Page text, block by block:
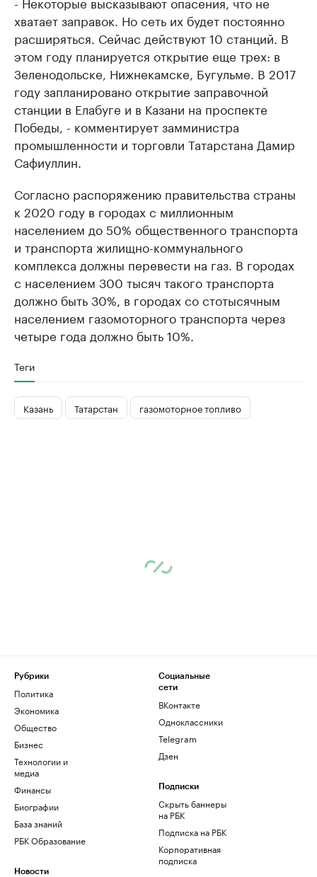
хватает заправок. Но сеть их будет постоянно
расширяться. Сейчас действуют 10 станций. В
этом году планируется открытие еще трех: в
Зеленодольске, Нижнекамске, Бугульме. В 2017
году запланировано открытие заправочной
станции в Елабуге и в Казани на проспекте
Победы, - комментирует замминистра
промышленности и торговли Татарстана Дамир
Сафиуллин.
Согласно распоряжению правительства страны
к 2020 году в городах с миллионным
населением до 50% общественного транспорта
и транспорта жилищно-коммунального
комплекса должны перевести на газ. В городах
с населением 300 тысяч такого транспорта
должно быть 30%, в городах со стотысячным
населением газомоторного транспорта через
четыре года должно быть 10%.
Теги
Казань Татарстан газомоторное топливо
Рубрики
Политика
Экономика
Общество
Бизнес
Технологии и
медиа
Финансы
Биографии
База знаний
РБК Образование
Новости
Социальные
сети
ВКонтакте
Одноклассники
Telegram
Дзен
Подписки
Скрыть баннеры
на РБК
Подписка на РБК
Корпоративная
подписка